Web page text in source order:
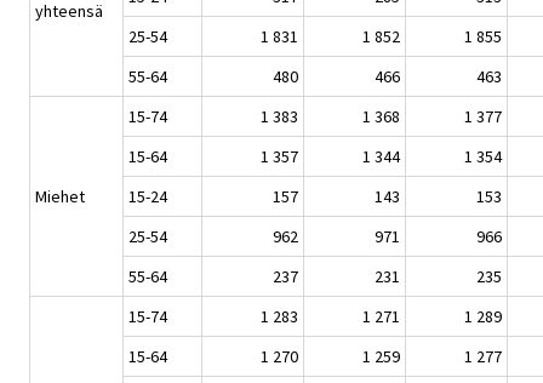
yhteensä
25-54
1 831 1 852
1 855
55-64
480 466 463
Miehet
15-74 1 383 1 368
1 377
15-64
1 357 1 344
1 354
15-24
157 143
153
25-54
962 971
966
55-64
237 231 235
15-74 1 283 1 271
1 289
15-64
1 270 1 259
1 277